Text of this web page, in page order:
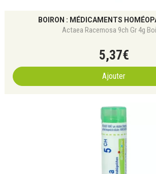
BOIRON : MÉDICAMENTS
Actaea Racemosa 9ch Gr 4g
5,37€
Ajouter